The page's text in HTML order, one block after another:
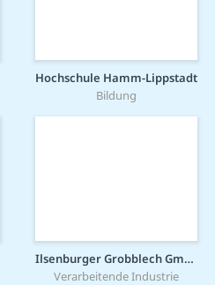
Hochschule Hamm-Lippstadt
Bildung
Ilsenburger Grobblech GmbH
Verarbeitende Industrie